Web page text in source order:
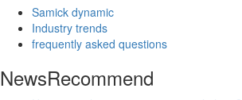
Samick dynamic
Industry trends
frequently asked questions
NewsRecommend